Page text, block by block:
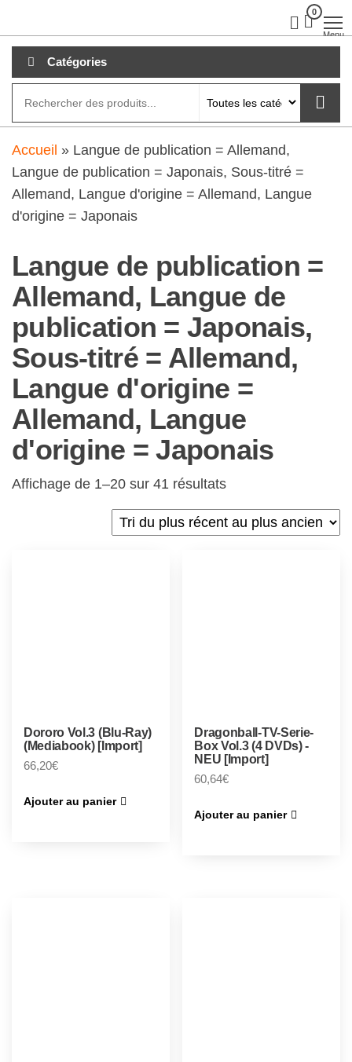
au
contenu
0
Menu
Catégories
Accueil » Langue de publication = Allemand,
Langue de publication = Japonais, Sous-titré =
Allemand, Langue d'origine = Allemand, Langue
d'origine = Japonais
Langue de publication =
Allemand, Langue de
publication = Japonais,
Sous-titré = Allemand,
Langue d'origine =
Allemand, Langue
d'origine = Japonais
Affichage de 1–20 sur 41 résultats
Dororo Vol.3 (Blu-Ray)
(Mediabook) [Import]
66,20€
Ajouter au panier
Dragonball-TV-Serie-
Box Vol.3 (4 DVDs) -
NEU [Import]
60,64€
Ajouter au panier